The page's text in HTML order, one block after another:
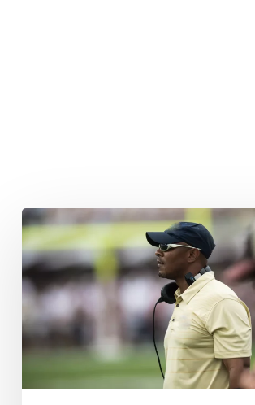
Bryant
Foster
bleibt
Panthers-
Coach